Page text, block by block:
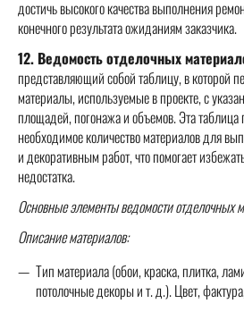
достичь высокого качества выполнения
конечного результата ожиданиям заказчика.
12. Ведомость отделочных
представляющий собой таблицу, в которой
материалы, используемые в проекте, с
площадей, погонажа и объемов. Эта таблица
необходимое количество материалов для
и декоративным работ, что помогает
недостатка.
Основные элементы ведомости отделочных
Описание материалов:
Тип материала (обои, краска, плитка,
потолочные декоры и т. д.). Цвет,